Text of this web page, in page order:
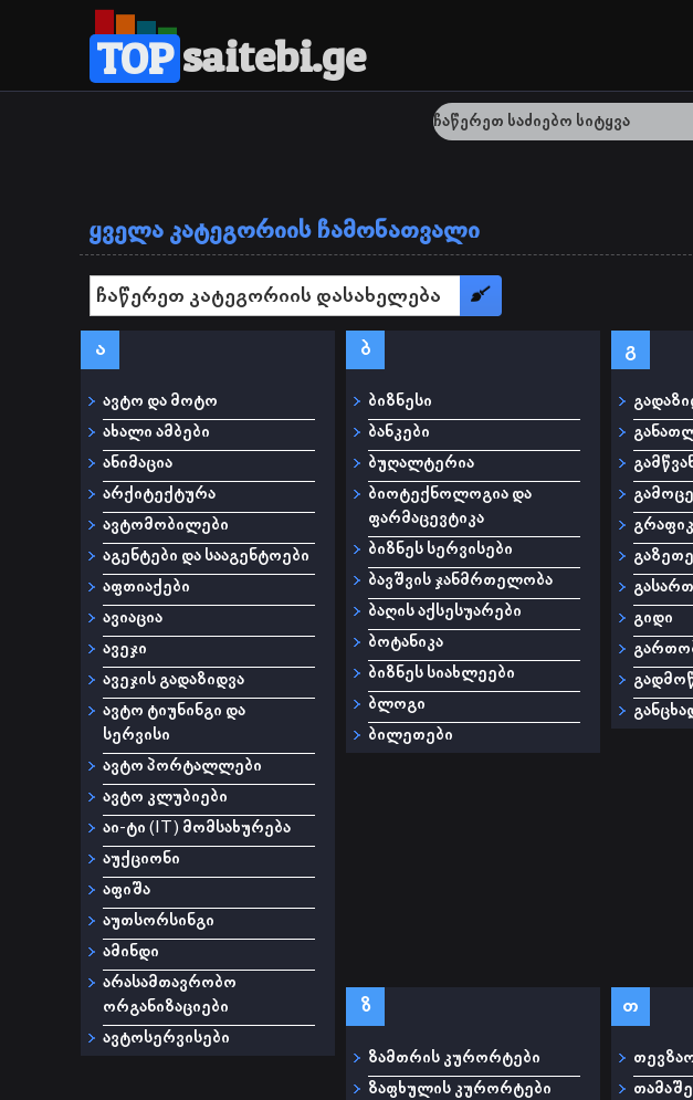
TOPsaitebi.ge
ყველა კატეგორიის ჩამონათვალი
ა
ავტო და მოტო
ახალი ამბები
ანიმაცია
არქიტექტურა
ავტომობილები
აგენტები და სააგენტოები
აფთიაქები
ავიაცია
ავეჯი
ავეჯის გადაზიდვა
ავტო ტიუნინგი და
სერვისი
ავტო პორტალლები
ავტო კლუბიები
აი-ტი (IT) მომსახურება
აუქციონი
აფიშა
აუთსორსინგი
ამინდი
არასამთავრობო
ორგანიზაციები
ავტოსერვისები
ბ
ბიზნესი
ბანკები
ბუღალტერია
ბიოტექნოლოგია და
ფარმაცევტიკა
ბიზნეს სერვისები
ბავშვის ჯანმრთელობა
ბაღის აქსესუარები
ბოტანიკა
ბიზნეს სიახლეები
ბლოგი
ბილეთები
გ
გიდი
ზ
ზამთრის კურორტები
ზაფხულის კურორტები
თ